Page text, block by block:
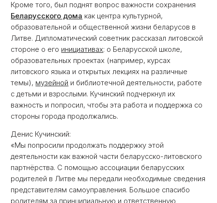
Кроме того, был поднят вопрос важности сохранения
Беларусского дома как центра культурной,
образовательной и общественной жизни беларусов в
Литве. Дипломатический советник рассказал литовской
стороне о его инициативах: о Беларусской школе,
образовательных проектах (например, курсах
литовского языка и открытых лекциях на различные
темы), музейной и библиотечной деятельности, работе
с детьми и взрослыми. Кучинский подчеркнул их
важность и попросил, чтобы эта работа и поддержка со
стороны города продолжались.
Денис Кучинский:
«Мы попросили продолжать поддержку этой
деятельности как важной части беларусско-литовского
партнёрства. С помощью ассоциации беларусских
родителей в Литве мы передали необходимые сведения
представителям самоуправления. Большое спасибо
родителям за принципиальную и ответственную